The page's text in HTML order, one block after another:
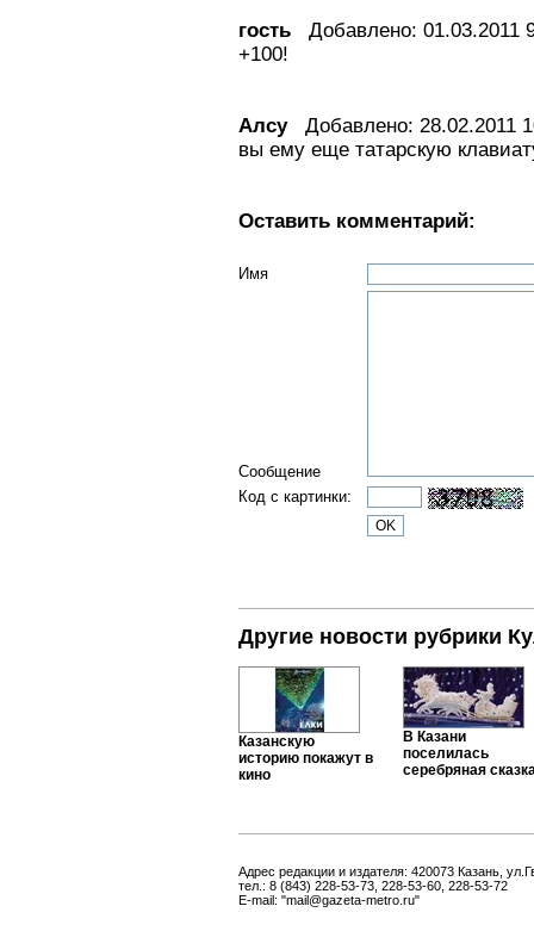
гость Добавлено: 01.03.2011
+100!
АлсуДобавлено: 28.02.2011
вы ему еще татарскую
Оставить комментарий:
Имя
Сообщение
Код с картинки:
Другие новости рубрики
Казанскую
историю покажут в
кино
В Казани
поселилась
серебряная
Адрес редакции и издателя: 420073 Казань,
тел.: 8 (843) 228-53-73, 228-53-60, 228-53-72
E-mail: "mail@gazeta-metro.ru"